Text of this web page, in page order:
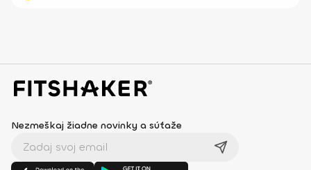
Nezmeškaj žiadne novinky a súťaže